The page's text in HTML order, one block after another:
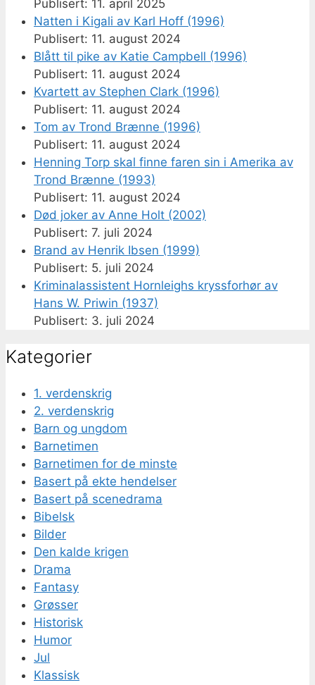
11. april 2025
Natten i Kigali av Karl Hoff (1996)
11. august 2024
Blått til pike av Katie Campbell (1996)
11. august 2024
Kvartett av Stephen Clark (1996)
11. august 2024
Tom av Trond Brænne (1996)
11. august 2024
Henning Torp skal finne faren sin i Amerika av
Trond Brænne (1993)
11. august 2024
Død joker av Anne Holt (2002)
7. juli 2024
Brand av Henrik Ibsen (1999)
5. juli 2024
Kriminalassistent Hornleighs kryssforhør av
Hans W. Priwin (1937)
3. juli 2024
Kategorier
1. verdenskrig
2. verdenskrig
Barn og ungdom
Barnetimen
Barnetimen for de minste
Basert på ekte hendelser
Basert på scenedrama
Bibelsk
Bilder
Den kalde krigen
Drama
Fantasy
Grøsser
Historisk
Humor
Jul
Klassisk